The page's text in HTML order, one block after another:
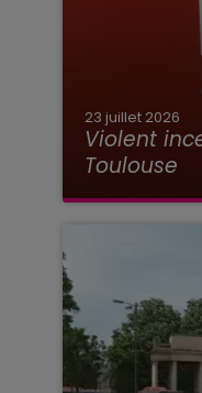
23 juillet 2026
Violent
Toulouse